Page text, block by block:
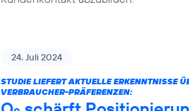
24. Juli 2024
STUDIE LIEFERT AKTUELLE ERKENNTNISSE
VERBRAUCHER-PRÄFERENZEN: